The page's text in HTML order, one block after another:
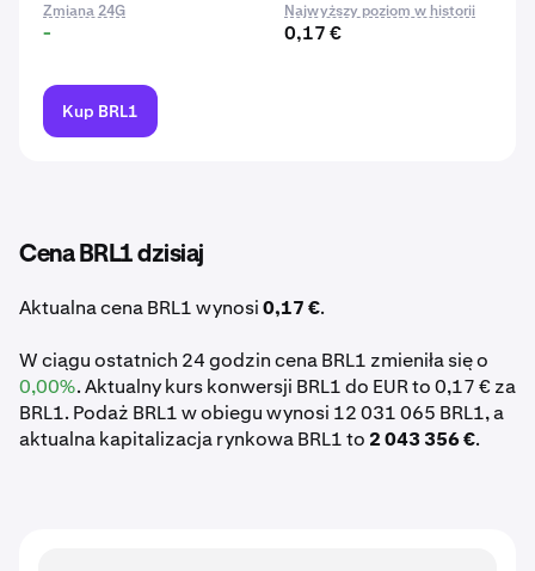
Zmiana 24G
-
Najwyższy poziom w historii
0,17 €
Kup BRL1
Cena BRL1 dzisiaj
Aktualna cena BRL1 wynosi0,17 €.
W ciągu ostatnich 24 godzin cena BRL1 zmieniła się o
0,00%. Aktualny kurs konwersji BRL1 do EUR to 0,17 € za
BRL1. Podaż BRL1 w obiegu wynosi 12 031 065 BRL1, a
aktualna kapitalizacja rynkowa BRL1 to 2 043 356 €.